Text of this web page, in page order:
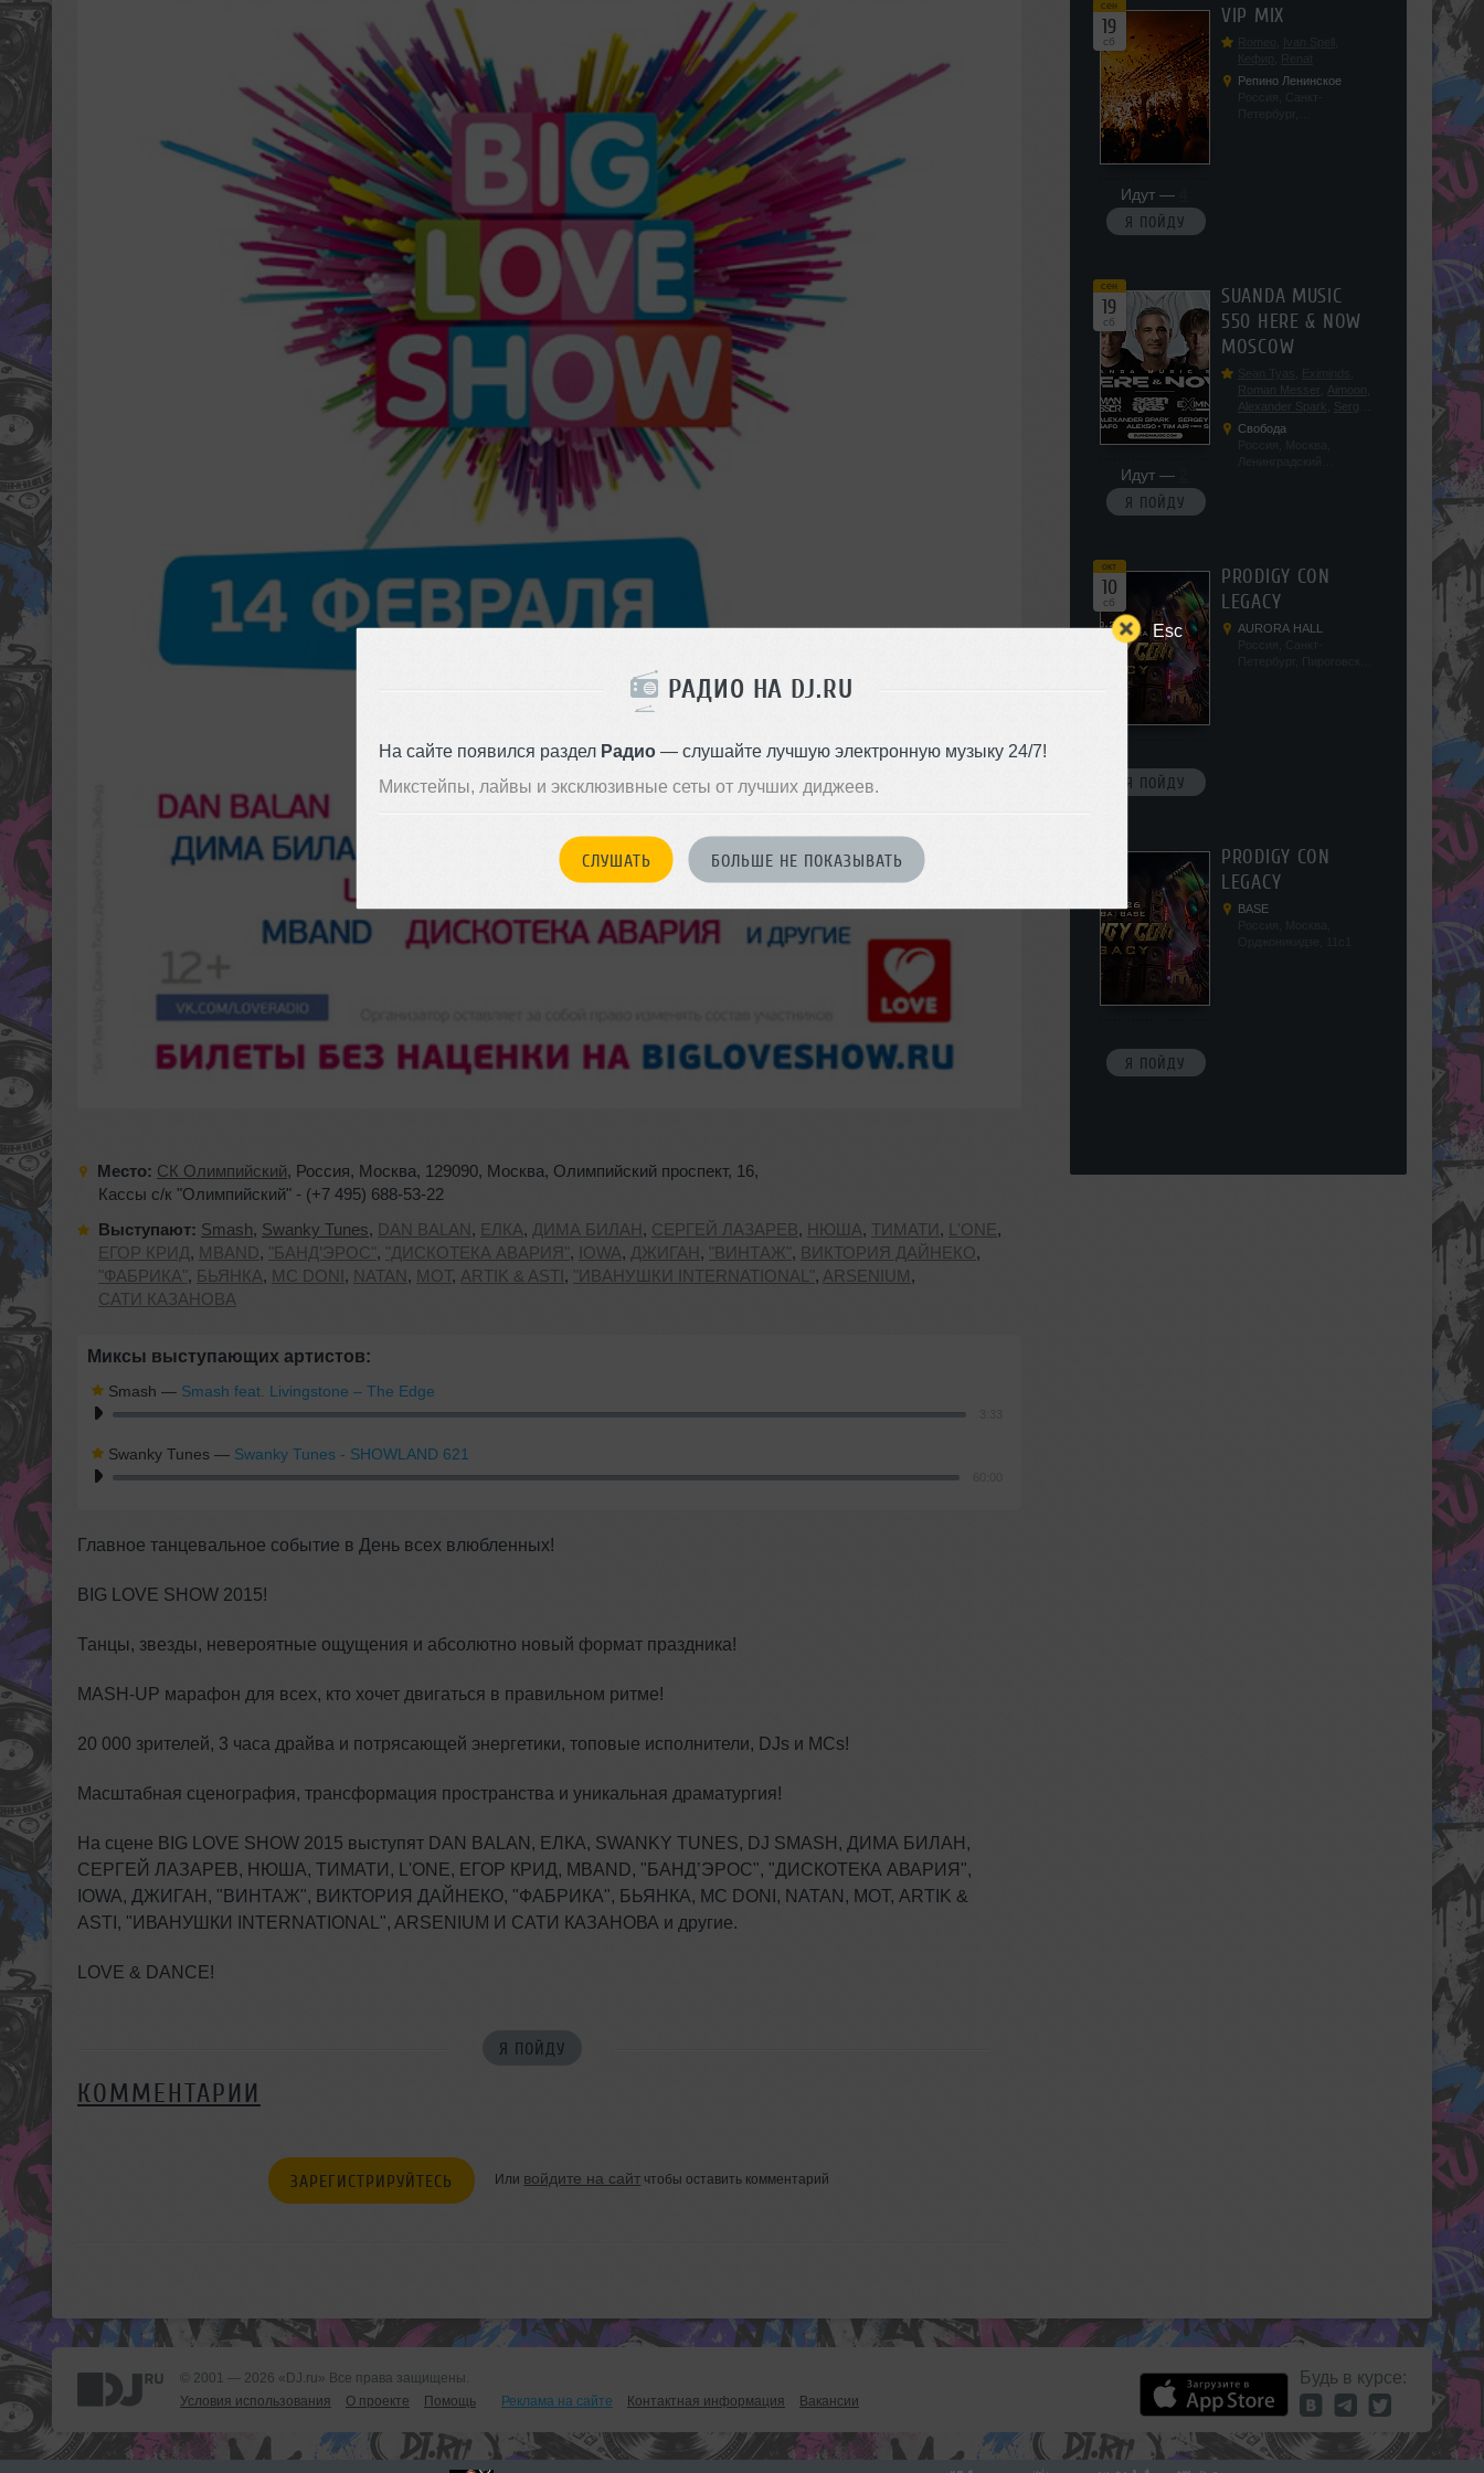
Esc
РАДИО НА DJ.RU
На сайте появился раздел Радио— слушайте лучшую электронную музыку 24/7!
Микстейпы, лайвы и эксклюзивные сеты от лучших диджеев.
СЛУШАТЬ БОЛЬШЕ НЕ ПОКАЗЫВАТЬ
Место: СК Олимпийский, Россия, Москва, 129090, Москва, Олимпийский проспект, 16,
Кассы с/к "Олимпийский" - (+7 495) 688-53-22
Выступают: Smash, Swanky Tunes, DAN BALAN, ЕЛКА, ДИМА БИЛАН, СЕРГЕЙ ЛАЗАРЕВ, НЮША, ТИМАТИ, L'ONE,
ЕГОР КРИД, MBAND, "БАНД’ЭРОС" , "ДИСКОТЕКА АВАРИЯ" , IOWA, ДЖИГАН, "ВИНТАЖ" , ВИКТОРИЯ ДАЙНЕКО,
"ФАБРИКА" , БЬЯНКА, MC DONI , NATAN, МОТ, ARTIK & ASTI, "ИВАНУШКИ INTERNATIONAL" , ARSENIUM,
САТИ КАЗАНОВА
Миксы выступающих артистов:
Smash — Smash feat. Livingstone – The Edge
Swanky Tunes — Swanky Tunes - SHOWLAND 621
Главное танцевальное событие в День всех влюбленных!
BIG LOVE SHOW 2015!
Танцы, звезды, невероятные ощущения и абсолютно новый формат праздника!
MASH-UP марафон для всех, кто хочет двигаться в правильном ритме!
20 000 зрителей, 3 часа драйва и потрясающей энергетики, топовые исполнители, DJs и MCs!
Масштабная сценография, трансформация пространства и уникальная драматургия!
На сцене BIG LOVE SHOW 2015 выступят DAN BALAN, ЕЛКА, SWANKY TUNES, DJ SMASH, ДИМА БИЛАН,
СЕРГЕЙ ЛАЗАРЕВ, НЮША, ТИМАТИ, L'ONE, ЕГОР КРИД, MBAND, "БАНД’ЭРОС", "ДИСКОТЕКА АВАРИЯ",
IOWA, ДЖИГАН, "ВИНТАЖ", ВИКТОРИЯ ДАЙНЕКО, "ФАБРИКА", БЬЯНКА, MC DONI, NATAN, МОТ, ARTIK &
ASTI, "ИВАНУШКИ INTERNATIONAL", ARSENIUM И САТИ КАЗАНОВА и другие.
LOVE & DANCE!
Я ПОЙДУ
КОММЕНТАРИИ
ЗАРЕГИСТРИРУЙТЕСЬ Или войдите на сайт чтобы оставить комментарий
сен
19
сб
Идут —
Я ПОЙДУ
VIP MIX
Репино Ленинское
сен
19
сб
Идут —
Я ПОЙДУ
SUANDA MUSIC
550 HERE & NOW
MOSCOW
Roman Messer
Aimoon
Alexander Spark
Sergey
Salekhov
AlexSo ,
Свобода
окт
10
сб
Я ПОЙДУ
PRODIGY CON
LEGACY
AURORA HALL
Я ПОЙДУ
PRODIGY CON
LEGACY
BASE
© 2001 — 2026 «DJ.ru» Все права защищены.
Условия использования
О проекте Помощь Реклама на сайте Контактная информация Вакансии
Будь в курсе: